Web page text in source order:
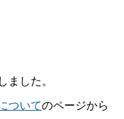
ました。
ついてのページから